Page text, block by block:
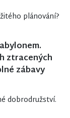
plánování?
ztracených
zábavy
dobrodružství.